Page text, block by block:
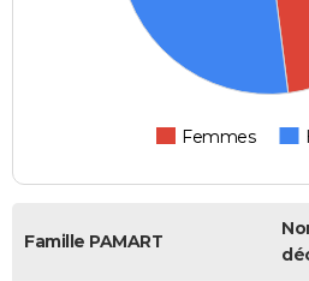
Femmes
Famille PAMART